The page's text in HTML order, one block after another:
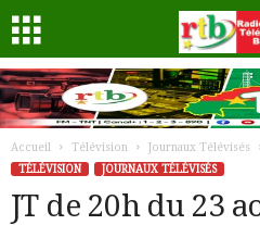
Accueil Télévision Journaux Télévisés
TÉLÉVISION
JOURNAUX TÉLÉVISÉS
JT de 20h du 23